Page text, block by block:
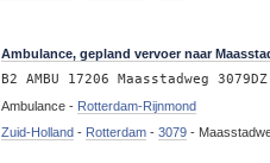
Ambulance, gepland vervoer naar
B2 AMBU 17206 Maasstadweg
Ambulance - Rotterdam-Rijnmond
Zuid-Holland - Rotterdam -3079 -